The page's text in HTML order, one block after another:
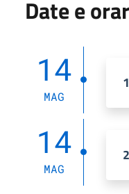
Date e
14
MAG
14
MAG